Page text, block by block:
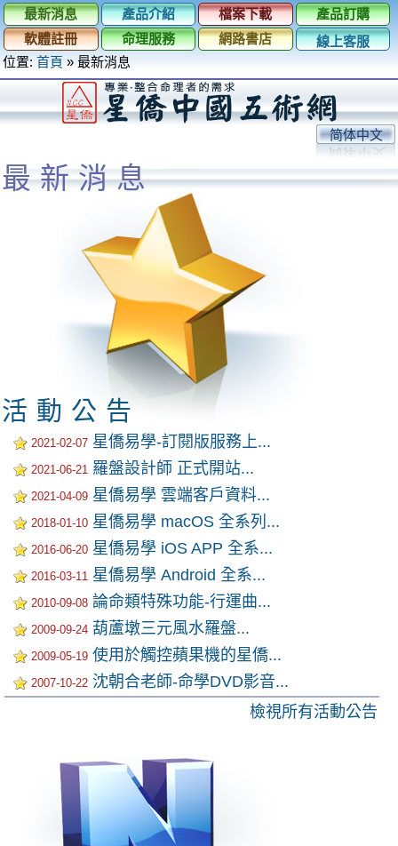
最新消息 產品介紹 檔案下載
產品訂購
軟體註冊
命理服務 網路書店
線上客服
位置: 首頁 » 最新消息
简体中文
最新消息
活動公告
2021-02-07 星僑易學-訂閱版服務上...
2021-06-21 羅盤設計師 正式開站...
2021-04-09 星僑易學 雲端客戶資料...
2018-01-10 星僑易學 macOS 全系列...
2016-06-20 星僑易學 iOS APP 全系...
2016-03-11 星僑易學 Android 全系...
2010-09-08 論命類特殊功能-行運曲...
2009-09-24 葫蘆墩三元風水羅盤...
2009-05-19 使用於觸控蘋果機的星僑...
2007-10-22 沈朝合老師-命學DVD影音...
檢視所有活動公告